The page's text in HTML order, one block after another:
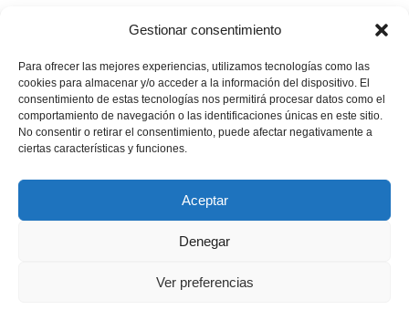
Gestionar consentimiento
Para ofrecer las mejores experiencias, utilizamos tecnologías como las
cookies para almacenar y/o acceder a la información del dispositivo. El
consentimiento de estas tecnologías nos permitirá procesar datos como el
comportamiento de navegación o las identificaciones únicas en este sitio.
No consentir o retirar el consentimiento, puede afectar negativamente a
ciertas características y funciones.
Aceptar
Denegar
Ver preferencias
Productores
de
fresas,
frambuesas,
arándanos
y
desde
y
Camino de
Montemayor s/n
21800 Moguer.
Huelva ESPAÑA.
info@cunadeplatero.com
25
MATERIALES
CORPORATIVOS
Logotipo -
Dossier inglés
Aviso legal
Política de
privacidad
Canal de denuncias